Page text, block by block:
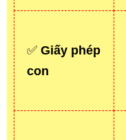
✅ Giấy phép
con